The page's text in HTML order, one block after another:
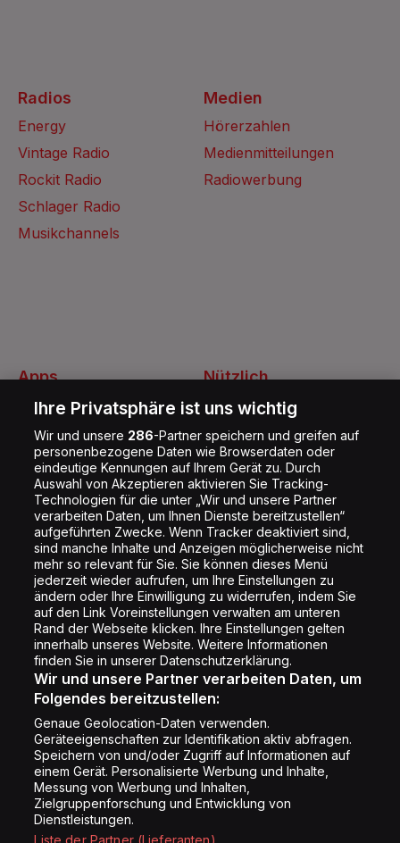
Folge uns
Copyright © Energy 2026
Radios
Energy
Vintage Radio
Rockit Radio
Schlager Radio
Musikchannels
Nützlich
Kontakt
Jobs
Shop
Impressum
Rechtliches
Datenschutz
Cookie Liste
Cookie Einstellung
Apps
Energy Radio App
Medien
Hörerzahlen
Medienmitteilungen
Radiowerbung
Ihre Privatsphäre ist uns wichtig
Wir und unsere 286-Partner speichern und greifen auf
personenbezogene Daten wie Browserdaten oder
eindeutige Kennungen auf Ihrem Gerät zu. Durch
Auswahl von Akzeptieren aktivieren Sie Tracking-
Technologien für die unter „Wir und unsere Partner
verarbeiten Daten, um Ihnen Dienste bereitzustellen“
aufgeführten Zwecke. Wenn Tracker deaktiviert sind,
sind manche Inhalte und Anzeigen möglicherweise nicht
mehr so relevant für Sie. Sie können dieses Menü
jederzeit wieder aufrufen, um Ihre Einstellungen zu
ändern oder Ihre Einwilligung zu widerrufen, indem Sie
auf den Link Voreinstellungen verwalten am unteren
Rand der Webseite klicken. Ihre Einstellungen gelten
innerhalb unseres Website. Weitere Informationen
finden Sie in unserer Datenschutzerklärung.
Wir und unsere Partner verarbeiten Daten, um
Folgendes bereitzustellen:
Genaue Geolocation-Daten verwenden.
Geräteeigenschaften zur Identifikation aktiv abfragen.
Speichern von und/oder Zugriff auf Informationen auf
einem Gerät. Personalisierte Werbung und Inhalte,
Messung von Werbung und Inhalten,
Zielgruppenforschung und Entwicklung von
Dienstleistungen.
Liste der Partner (Lieferanten)